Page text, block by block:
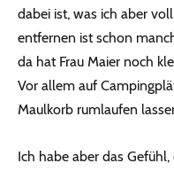
dabei ist, was ich aber
entfernen ist schon
da hat Frau Maier noch
Vor allem auf
Maulkorb rumlaufen
Ich habe aber das